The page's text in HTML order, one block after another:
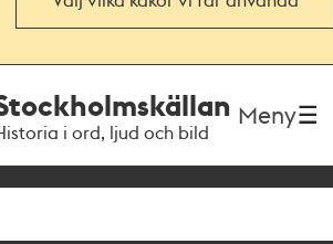
i ord, ljud och bild
Meny